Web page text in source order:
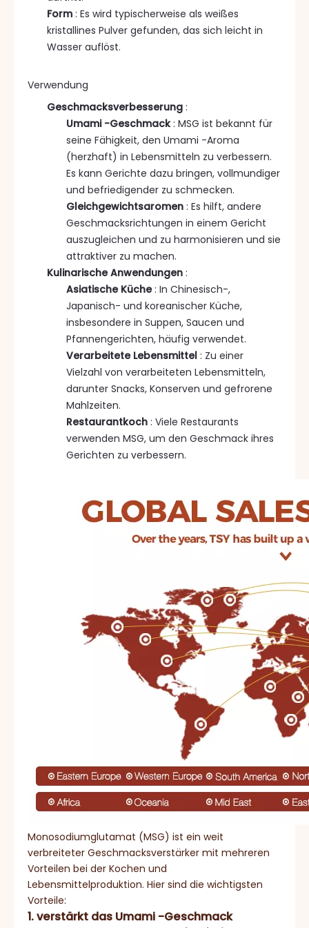
Form : Es wird typischerweise als weißes
kristallines Pulver gefunden, das sich leicht in
Wasser auflöst.
Verwendung
Geschmacksverbesserung :
Umami -Geschmack: MSG ist bekannt für
seine Fähigkeit, den Umami -Aroma
(herzhaft) in Lebensmitteln zu verbessern.
Es kann Gerichte dazu bringen, vollmundiger
und befriedigender zu schmecken.
Gleichgewichtsaromen : Es hilft, andere
Geschmacksrichtungen in einem Gericht
auszugleichen und zu harmonisieren und sie
attraktiver zu machen.
Kulinarische Anwendungen :
Asiatische Küche: In Chinesisch-,
Japanisch- und koreanischer Küche,
insbesondere in Suppen, Saucen und
Pfannengerichten, häufig verwendet.
Verarbeitete Lebensmittel : Zu einer
Vielzahl von verarbeiteten Lebensmitteln,
darunter Snacks, Konserven und gefrorene
Mahlzeiten.
Restaurantkoch : Viele Restaurants
verwenden MSG, um den Geschmack ihres
Gerichten zu verbessern.
Monosodiumglutamat (MSG) ist ein weit
verbreiteter Geschmacksverstärker mit mehreren
Vorteilen bei der Kochen und
Lebensmittelproduktion. Hier sind die wichtigsten
Vorteile:
1. verstärkt das Umami -Geschmack